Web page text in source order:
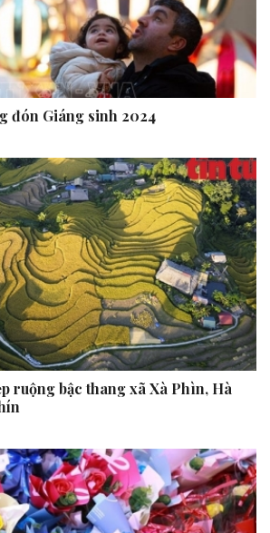
đón Giáng sinh 2024
ruộng bậc thang xã Xà Phìn, Hà